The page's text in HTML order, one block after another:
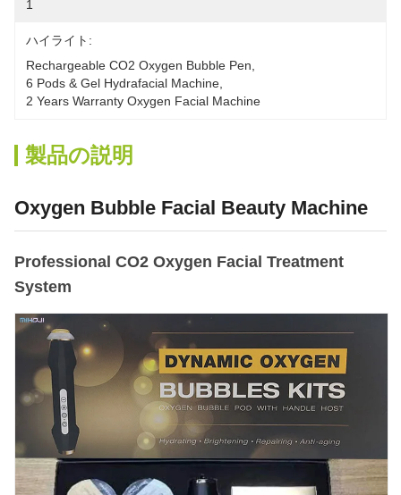
1
ハイライト:
Rechargeable CO2 Oxygen Bubble Pen
6 Pods & Gel Hydrafacial Machine
2 Years Warranty Oxygen Facial Machine
製品の説明
Oxygen Bubble Facial Beauty Machine
Professional CO2 Oxygen Facial Treatment
System